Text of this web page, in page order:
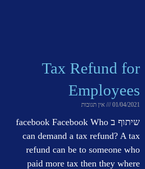
Tax Refund for
Employees
01/04/2021 אין תגובות
שיתוף ב facebook Facebook Who
can demand a tax refund? A tax
refund can be to someone who
paid more tax then they where